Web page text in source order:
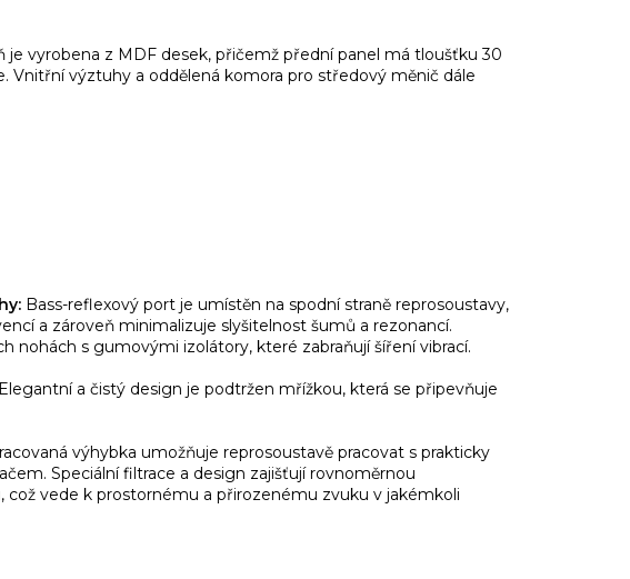
je vyrobena z MDF desek, přičemž přední panel má tloušťku 30
Vnitřní výztuhy a oddělená komora pro středový měnič dále
Bass-reflexový port je umístěn na spodní straně reprosoustavy,
a zároveň minimalizuje slyšitelnost šumů a rezonancí.
nohách s gumovými izolátory, které zabraňují šíření vibrací.
Elegantní a čistý design je podtržen mřížkou, která se připevňuje
výhybka umožňuje reprosoustavě pracovat s prakticky
Speciální filtrace a design zajišťují rovnoměrnou
což vede k prostornému a přirozenému zvuku v jakémkoli